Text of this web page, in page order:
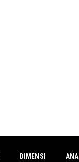
DIMENSI